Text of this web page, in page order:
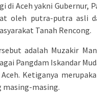
Aceh yakni Gubernur,
oleh putra-putra asli
Tanah Rencong.
adalah Muzakir
Pangdam Iskandar
Ketiganya
masing-masing.